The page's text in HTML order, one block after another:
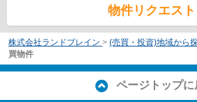
物件リクエスト
株式会社ランドブレイン > (売買・投資)地域から
買物件
ページトップに